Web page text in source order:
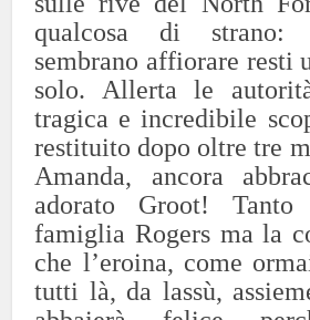
qualcosa di strano:
sembrano affiorare resti
solo. Allerta le
tragica e incredibile
restituito dopo oltre tre
Amanda, ancora
adorato Groot!
famiglia Rogers ma la
che l’eroina, come
tutti là, da lassù,